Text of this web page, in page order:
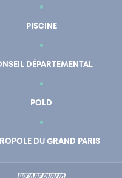
PISCINE
DÉPARTEMENTAL
POLD
DU GRAND PARIS
clic Mon compte